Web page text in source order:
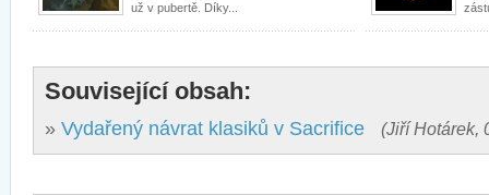
už v pubertě. Díky...
Související obsah:
» Vydařený návrat klasiků v Sacrifice (Jiří Hotárek,